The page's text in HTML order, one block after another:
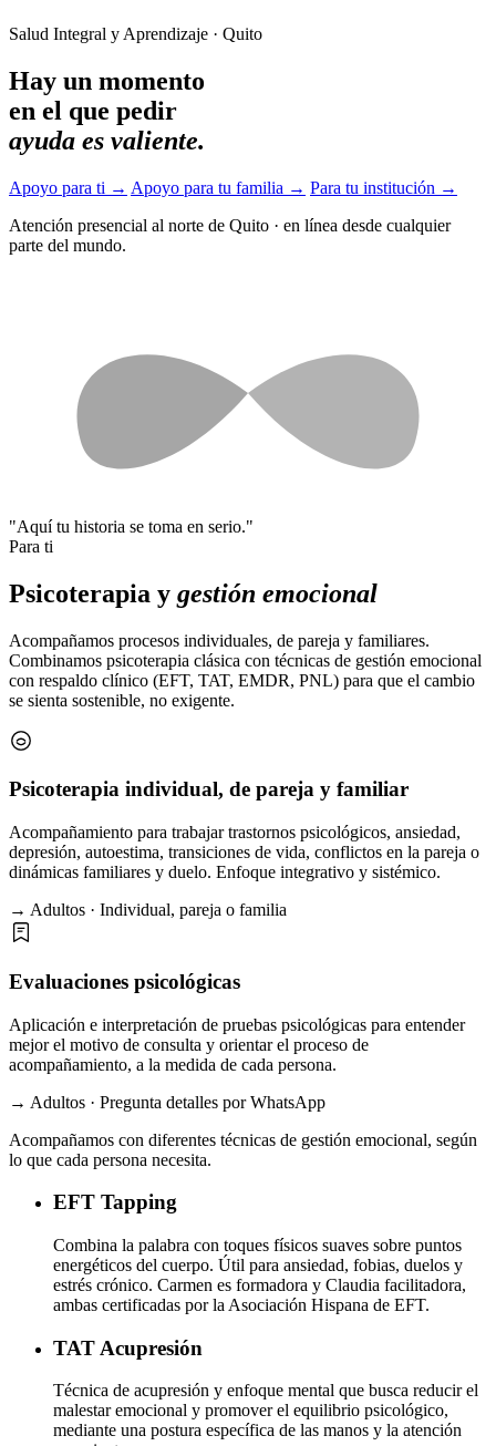
Salud Integral y Aprendizaje · Quito
Hay un momento
en el que pedir
ayuda es valiente.
Apoyo para ti → Apoyo para tu familia → Para tu institución →
Atención presencial al norte de Quito · en línea desde cualquier
parte del mundo.
"Aquí tu historia se toma en serio."
Para ti
Psicoterapia y gestión emocional
Acompañamos procesos individuales, de pareja y familiares.
Combinamos psicoterapia clásica con técnicas de gestión emocional
con respaldo clínico (EFT, TAT, EMDR, PNL) para que el cambio
se sienta sostenible, no exigente.
Psicoterapia individual, de pareja y familiar
Acompañamiento para trabajar trastornos psicológicos, ansiedad,
depresión, autoestima, transiciones de vida, conflictos en la pareja o
dinámicas familiares y duelo. Enfoque integrativo y sistémico.
→ Adultos · Individual, pareja o familia
Evaluaciones psicológicas
Aplicación e interpretación de pruebas psicológicas para entender
mejor el motivo de consulta y orientar el proceso de
acompañamiento, a la medida de cada persona.
→ Adultos · Pregunta detalles por WhatsApp
Acompañamos con diferentes técnicas de gestión emocional, según
lo que cada persona necesita.
EFT Tapping
Combina la palabra con toques físicos suaves sobre puntos
energéticos del cuerpo. Útil para ansiedad, fobias, duelos y
estrés crónico. Carmen es formadora y Claudia facilitadora,
ambas certificadas por la Asociación Hispana de EFT.
TAT Acupresión
Técnica de acupresión y enfoque mental que busca reducir el
malestar emocional y promover el equilibrio psicológico,
mediante una postura específica de las manos y la atención